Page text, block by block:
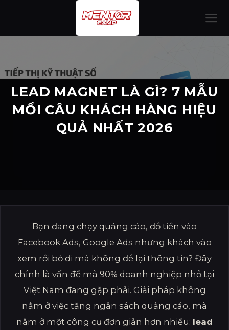
nội
LEAD MAGNET LÀ GÌ? 7 MẪU
MỒI CÂU KHÁCH HÀNG HIỆU
QUẢ NHẤT 2026
Bạn đang chạy quảng cáo, đổ tiền vào
Facebook Ads, Google Ads nhưng khách vào
xem rồi bỏ đi mà không để lại thông tin? Đây
chính là vấn đề mà 90% doanh nghiệp nhỏ tại
Việt Nam đang gặp phải. Giải pháp không
nằm ở việc tăng ngân sách quảng cáo, mà
nằm ở một công cụ đơn giản hơn nhiều: lead